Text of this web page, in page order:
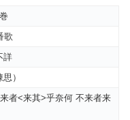
歌
詳
）
者<来其>乎奈何 不来者来